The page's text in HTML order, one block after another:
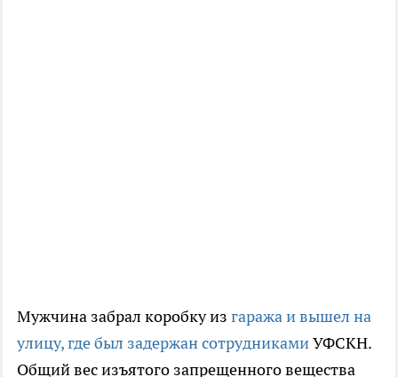
Мужчина забрал коробку из гаража и вышел на
улицу, где был задержан сотрудникамиУФСКН.
Общий вес изъятого запрещенного вещества